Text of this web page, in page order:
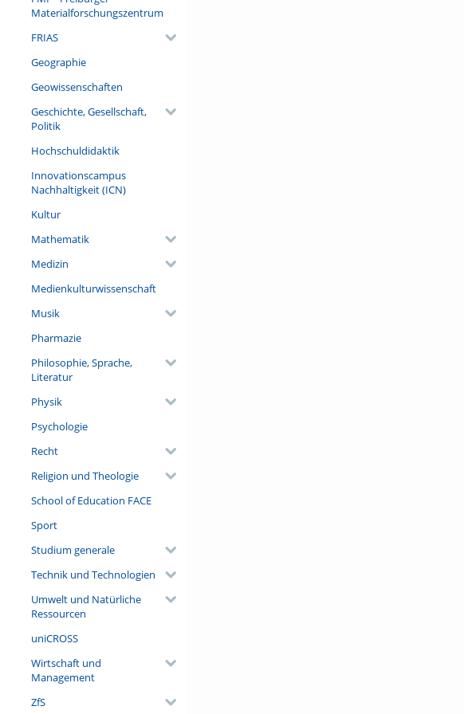
Materialforschungszentrum
FRIAS
Geographie
Geowissenschaften
Geschichte, Gesellschaft,
Politik
Hochschuldidaktik
Innovationscampus
Nachhaltigkeit (ICN)
Kultur
Mathematik
Medizin
Medienkulturwissenschaft
Musik
Pharmazie
Philosophie, Sprache,
Literatur
Physik
Psychologie
Recht
Religion und Theologie
School of Education FACE
Sport
Studium generale
Technik und Technologien
Umwelt und Natürliche
Ressourcen
uniCROSS
Wirtschaft und
Management
ZfS